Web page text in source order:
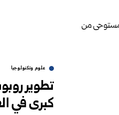
علوم وتكنولوجيا
تطوير
كبرى في